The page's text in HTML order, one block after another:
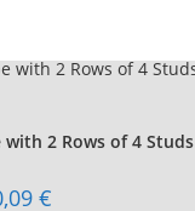
with 2 Rows of 4 Studs
€Plage